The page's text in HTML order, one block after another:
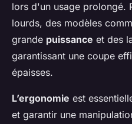
lors d'un usage prolongé.
lourds, des modèles
grande puissance et des
garantissant une coupe
épaisses.
L’ergonomie est
et garantir une